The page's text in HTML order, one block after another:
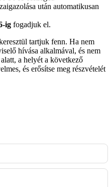
után automatikusan
ig fogadjuk el.
tartjuk fenn. Ha nem
hívása alkalmával, és nem
a helyét a következő
és erősítse meg részvételét